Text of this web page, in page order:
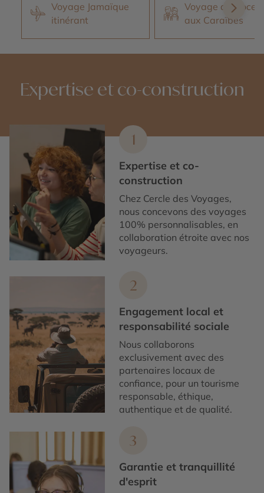
Voyage Jamaïque
itinérant
Voyage de Noces
aux Caraïbes
Expertise et co-construction
1
Expertise et co-
construction
Chez Cercle des Voyages,
nous concevons des voyages
100% personnalisables, en
collaboration étroite avec nos
voyageurs.
2
Engagement local et
responsabilité sociale
Nous collaborons
exclusivement avec des
partenaires locaux de
confiance, pour un tourisme
responsable, éthique,
authentique et de qualité.
3
Garantie et tranquillité
d'esprit